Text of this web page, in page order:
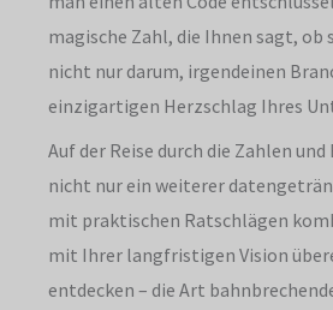
magische Zahl, die Ihnen sagt,
nicht nur darum, irgendeinen
einzigartigen Herzschlag Ihres
Auf der Reise durch die Zahlen
nicht nur ein weiterer
mit praktischen Ratschlägen
mit Ihrer langfristigen Vision
entdecken – die Art